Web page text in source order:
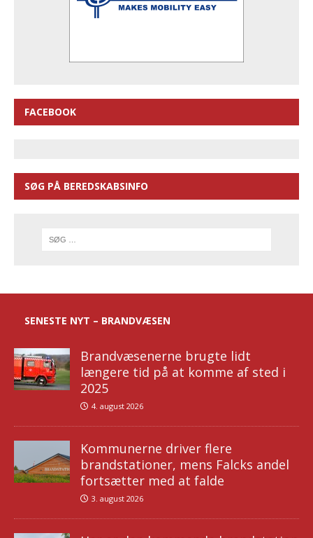
FACEBOOK
SØG PÅ BEREDSKABSINFO
SENESTE NYT – BRANDVÆSEN
Brandvæsenerne brugte lidt
længere tid på at komme af sted i
2025
4. august 2026
Kommunerne driver flere
brandstationer, mens Falcks andel
fortsætter med at falde
3. august 2026